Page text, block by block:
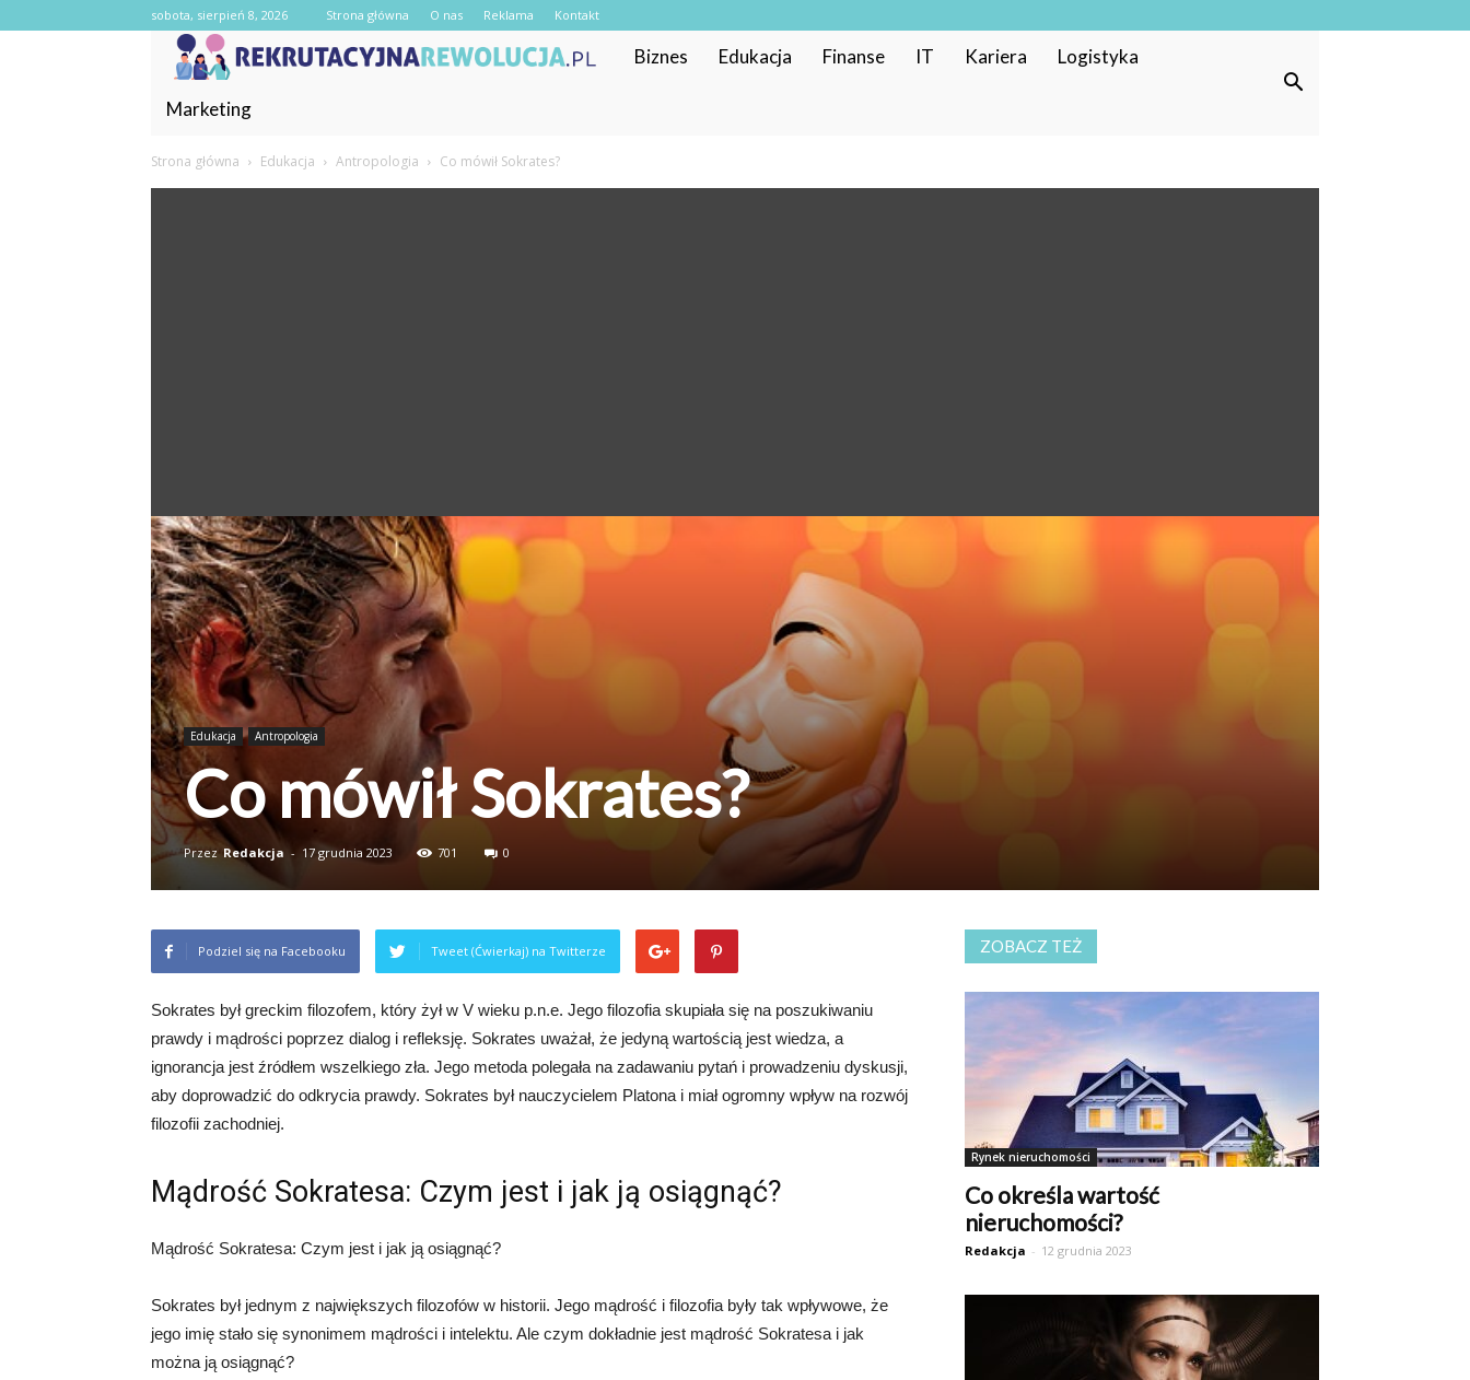
sobota, sierpień 8, 2026 Strona główna O nas Reklama Kontakt
RekrutacyjnaRewolucja.pl
Biznes Edukacja Finanse IT Kariera Logistyka
Marketing
Strona główna Edukacja Antropologia Co mówił Sokrates?
Edukacja Antropologia
Co mówił Sokrates?
Przez Redakcja - 17 grudnia 2023 701 0
Podziel się na Facebooku Tweet (Ćwierkaj) na Twitterze
Sokrates był greckim filozofem, który żył w V wieku p.n.e. Jego filozofia skupiała się na poszukiwaniu
prawdy i mądrości poprzez dialog i refleksję. Sokrates uważał, że jedyną wartością jest wiedza, a
ignorancja jest źródłem wszelkiego zła. Jego metoda polegała na zadawaniu pytań i prowadzeniu dyskusji,
aby doprowadzić do odkrycia prawdy. Sokrates był nauczycielem Platona i miał ogromny wpływ na rozwój
filozofii zachodniej.
Mądrość Sokratesa: Czym jest i jak ją osiągnąć?
Mądrość Sokratesa: Czym jest i jak ją osiągnąć?
Sokrates był jednym z największych filozofów w historii. Jego mądrość i filozofia były tak wpływowe, że
jego imię stało się synonimem mądrości i intelektu. Ale czym dokładnie jest mądrość Sokratesa i jak
można ją osiągnąć?
ZOBACZ TEŻ
Rynek nieruchomości
Co określa wartość
nieruchomości?
Redakcja - 12 grudnia 2023